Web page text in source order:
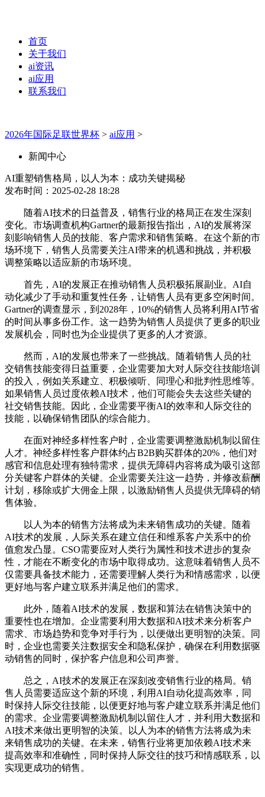
首页
关于我们
ai资讯
ai应用
联系我们
2026年国际足联世界杯 > ai应用 >
新闻中心
AI重塑销售格局，以人为本：成功关键揭秘
发布时间：2025-02-28 18:28
随着AI技术的日益普及，销售行业的格局正在发生深刻
变化。市场调查机构Gartner的最新报告指出，AI的发展将深
刻影响销售人员的技能、客户需求和销售策略。在这个新的市
场环境下，销售人员需要关注AI带来的机遇和挑战，并积极
调整策略以适应新的市场环境。
首先，AI的发展正在推动销售人员积极拓展副业。AI自
动化减少了手动和重复性任务，让销售人员有更多空闲时间。
Gartner的调查显示，到2028年，10%的销售人员将利用AI节省
的时间从事多份工作。这一趋势为销售人员提供了更多的职业
发展机会，同时也为企业提供了更多的人才资源。
然而，AI的发展也带来了一些挑战。随着销售人员的社
交销售技能变得日益重要，企业需要加大对人际交往技能培训
的投入，例如关系建立、积极倾听、同理心和批判性思维等。
如果销售人员过度依赖AI技术，他们可能会失去这些关键的
社交销售技能。因此，企业需要平衡AI的效率和人际交往的
技能，以确保销售团队的综合能力。
在面对神经多样性客户时，企业需要调整激励机制以留住
人才。神经多样性客户群体约占B2B购买群体的20%，他们对
感官和信息处理有独特需求，提供无障碍内容将成为吸引这部
分关键客户群体的关键。企业需要关注这一趋势，并修改薪酬
计划，移除或扩大佣金上限，以激励销售人员提供无障碍的销
售体验。
以人为本的销售方法将成为未来销售成功的关键。随着
AI技术的发展，人际关系在建立信任和维系客户关系中的价
值愈发凸显。CSO需要应对人类行为属性和技术进步的复杂
性，才能在不断变化的市场中取得成功。这意味着销售人员不
仅需要具备技术能力，还需要理解人类行为和情感需求，以便
更好地与客户建立联系并满足他们的需求。
此外，随着AI技术的发展，数据和算法在销售决策中的
重要性也在增加。企业需要利用大数据和AI技术来分析客户
需求、市场趋势和竞争对手行为，以便做出更明智的决策。同
时，企业也需要关注数据安全和隐私保护，确保在利用数据驱
动销售的同时，保护客户信息和公司声誉。
总之，AI技术的发展正在深刻改变销售行业的格局。销
售人员需要适应这个新的环境，利用AI自动化提高效率，同
时保持人际交往技能，以便更好地与客户建立联系并满足他们
的需求。企业需要调整激励机制以留住人才，并利用大数据和
AI技术来做出更明智的决策。以人为本的销售方法将成为未
来销售成功的关键。在未来，销售行业将更加依赖AI技术来
提高效率和准确性，同时保持人际交往的技巧和情感联系，以
实现更成功的销售。